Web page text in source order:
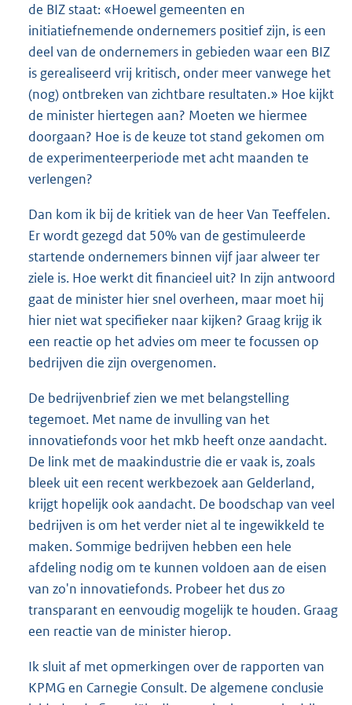
de BIZ staat: «Hoewel gemeenten en
initiatiefnemende ondernemers positief zijn, is een
deel van de ondernemers in gebieden waar een BIZ
is gerealiseerd vrij kritisch, onder meer vanwege het
(nog) ontbreken van zichtbare resultaten.» Hoe kijkt
de minister hiertegen aan? Moeten we hiermee
doorgaan? Hoe is de keuze tot stand gekomen om
de experimenteerperiode met acht maanden te
verlengen?
Dan kom ik bij de kritiek van de heer Van Teeffelen.
Er wordt gezegd dat 50% van de gestimuleerde
startende ondernemers binnen vijf jaar alweer ter
ziele is. Hoe werkt dit financieel uit? In zijn antwoord
gaat de minister hier snel overheen, maar moet hij
hier niet wat specifieker naar kijken? Graag krijg ik
een reactie op het advies om meer te focussen op
bedrijven die zijn overgenomen.
De bedrijvenbrief zien we met belangstelling
tegemoet. Met name de invulling van het
innovatiefonds voor het mkb heeft onze aandacht.
De link met de maakindustrie die er vaak is, zoals
bleek uit een recent werkbezoek aan Gelderland,
krijgt hopelijk ook aandacht. De boodschap van veel
bedrijven is om het verder niet al te ingewikkeld te
maken. Sommige bedrijven hebben een hele
afdeling nodig om te kunnen voldoen aan de eisen
van zo'n innovatiefonds. Probeer het dus zo
transparant en eenvoudig mogelijk te houden. Graag
een reactie van de minister hierop.
Ik sluit af met opmerkingen over de rapporten van
KPMG en Carnegie Consult. De algemene conclusie